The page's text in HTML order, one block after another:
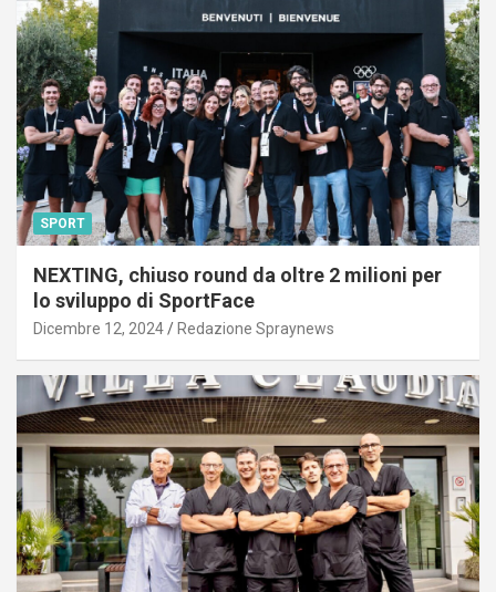
SPORT
NEXTING, chiuso round da oltre 2 milioni per
lo sviluppo di SportFace
Dicembre 12, 2024 Redazione Spraynews